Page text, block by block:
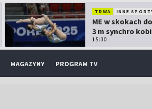
TRWA INNE
ME w skokach
3 m synchro
15:30
MAGAZYNY PROGRAM TV